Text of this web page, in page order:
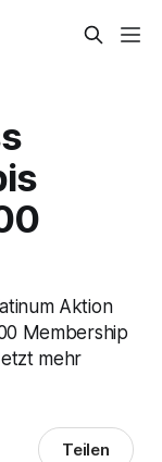
Aktion
Membership
mehr
Teilen